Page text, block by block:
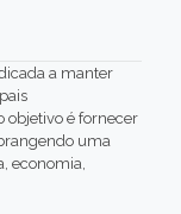
a manter
objetivo é fornecer
uma
economia,